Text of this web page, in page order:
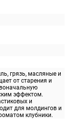
грязь, масляные и
от старения и
эффектом.
и
для молдингов и
клубники.